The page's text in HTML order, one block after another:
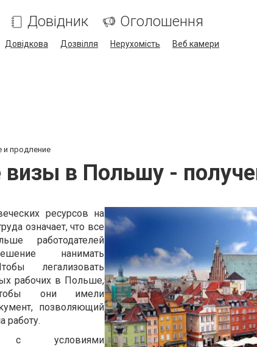
Довідник Оголошення
Довідкова Дозвілля Нерухомість Веб камери
и продление
визы в Польшу -
ресурсов на
означает, что все
работодателей
нанимать
легализовать
рабочих в Польше,
они имели
позволяющий
работу.
с условиями